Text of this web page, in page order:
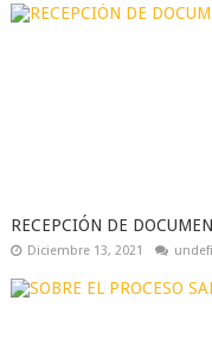
RECEPCIÓN DE
Diciembre 13, 2021